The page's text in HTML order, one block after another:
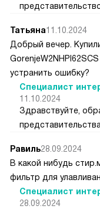
Татьяна11.10.2024
Добрый вечер.
устранить ошибку?
Специалист
11.10.2024
Здравствуйте,
Равиль28.09.2024
В какой нибудь
фильтр для
Специалист
28.09.2024